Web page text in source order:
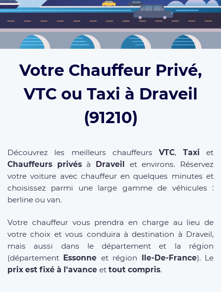
Votre Chauffeur Privé,
VTC ou Taxi à Draveil
(91210)
Découvrez les meilleurs chauffeursVTC, Taxi et
Chauffeurs privésà Draveil
et environs. Réservez
votre voiture avec chauffeur en quelques minutes et
choisissez parmi une large gamme de véhicules :
berline ou van.
Votre chauffeur vous prendra en charge au lieu de
votre choix et vous conduira à destination à Draveil,
mais aussi dans le département et la région
(département Essonne et région Ile-De-France). Le
prix est fixé à l'avance et tout compris.